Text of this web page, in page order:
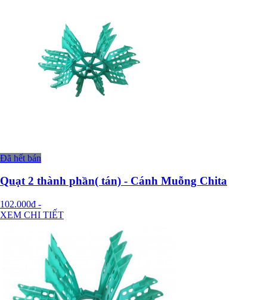
Đã hết bán
Quạt 2 thành phần( tán) - Cánh Muỗng Chita
102.000đ -
XEM CHI TIẾT